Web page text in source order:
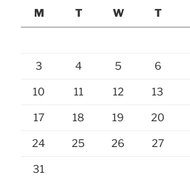
M
T W T
3 4 5 6
10 11 12 13
17 18 19 20
24 25 26 27
31